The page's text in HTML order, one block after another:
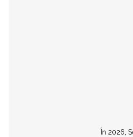
În 2026,